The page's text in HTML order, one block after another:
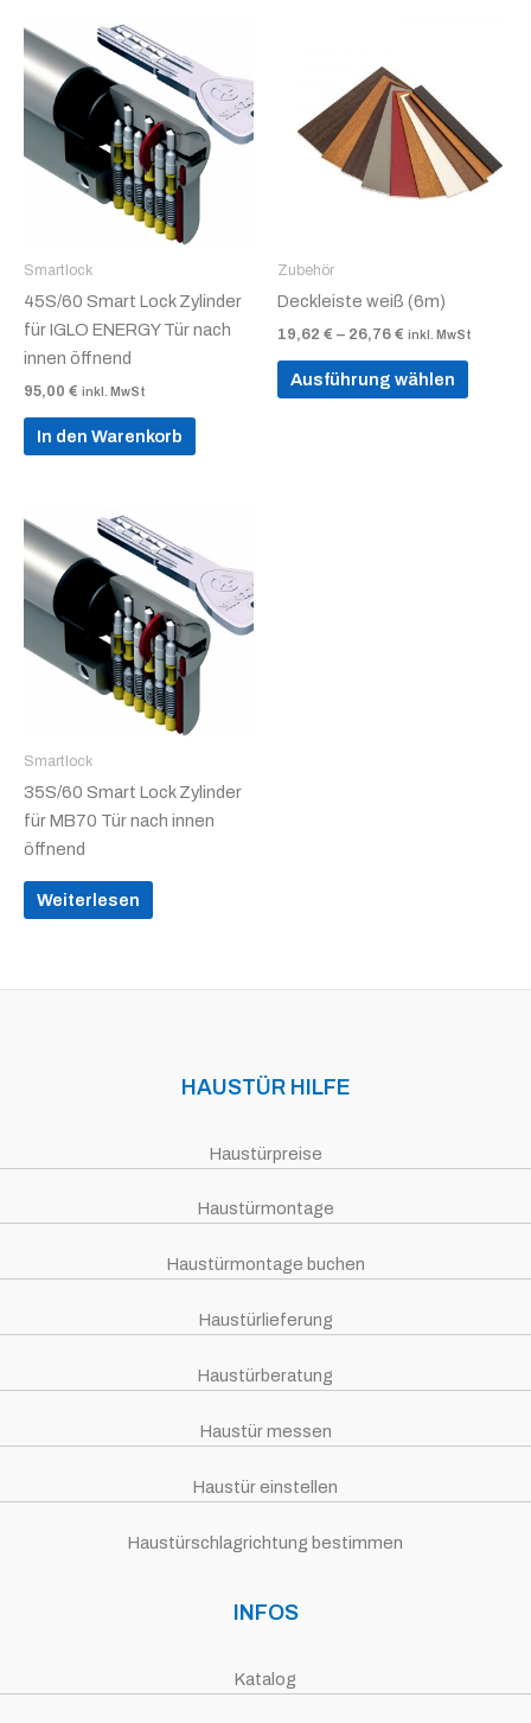
Smartlock
45S/60 Smart Lock Zylinder
für IGLO ENERGY Tür nach
innen öffnend
95,00 € inkl. MwSt
In den Warenkorb
Zubehör
Deckleiste weiß (6m)
19,62 € – 26,76 €
26,76 €
inkl. MwSt
Ausführung wählen
auf.
werden
Smartlock
35S/60 Smart Lock Zylinder
für MB70 Tür nach innen
öffnend
Weiterlesen
HAUSTÜR HILFE
Haustürpreise
Haustürmontage
Haustürmontage buchen
Haustürlieferung
Haustürberatung
Haustür messen
Haustür einstellen
Haustürschlagrichtung bestimmen
INFOS
Katalog